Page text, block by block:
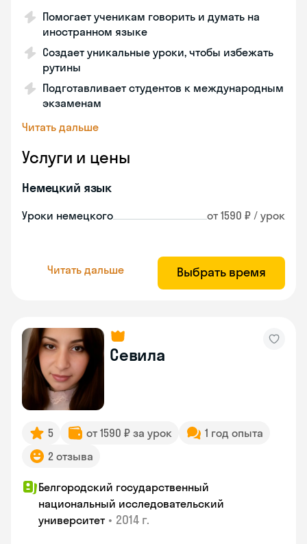
Помогает ученикам говорить и думать на
иностранном языке
Создает уникальные уроки, чтобы избежать
рутины
Подготавливает студентов к международным
экзаменам
Читать дальше
Услуги и цены
Немецкий язык
Уроки немецкого от 1590 ₽ / урок
Читать дальше Выбрать время
Севила
5 от 1590 ₽ за урок
1 год опыта
2 отзыва
Белгородский государственный
национальный исследовательский
университет • 2014 г.